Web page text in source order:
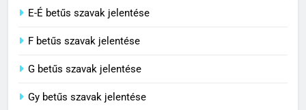
4
Contemporary jelentése
E-É betűs szavak jelentése
F betűs szavak jelentése
G betűs szavak jelentése
Gy betűs szavak jelentése